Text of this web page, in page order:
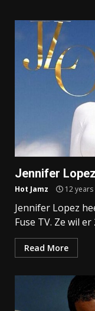
Jennifer
Hot Jamz 12
Jennifer Lopez
Fuse TV. Ze wil
Read More